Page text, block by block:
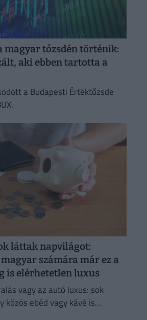
magyar tőzsdén történik:
aki ebben tartotta a
a Budapesti Értéktőzsde
láttak napvilágot:
számára már ez a
is elérhetetlen luxus
vagy az autó luxus: sok
közös ebéd vagy kávé is